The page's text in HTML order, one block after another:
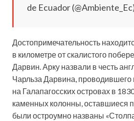
de Ecuador
Достопримечательность
в километре от скалистого
Дарвин. Арку назвали в честь
Чарльза Дарвина, проводившего
на Галапагосских островах в
каменных колонны, оставшиеся
были остроумно названы